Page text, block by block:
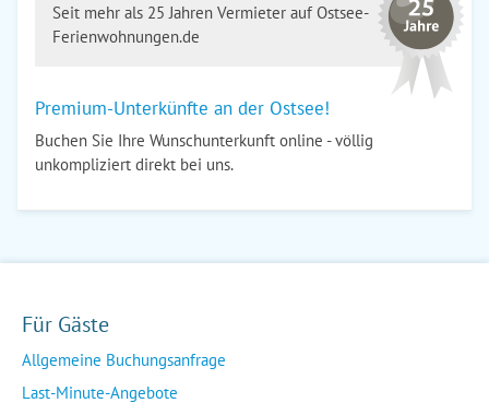
Seit mehr als 25 Jahren Vermieter auf Ostsee-
Ferienwohnungen.de
Premium-Unterkünfte an der Ostsee!
Buchen Sie Ihre Wunschunterkunft online - völlig
unkompliziert direkt bei uns.
Für Gäste
Allgemeine Buchungsanfrage
Last-Minute-Angebote